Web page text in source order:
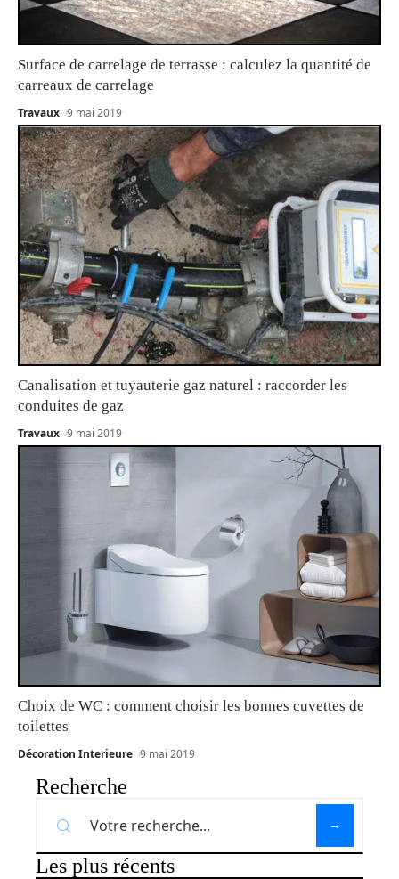
Surface de carrelage de terrasse : calculez la quantité de
carreaux de carrelage
Travaux 9 mai 2019
Canalisation et tuyauterie gaz naturel : raccorder les
conduites de gaz
Travaux 9 mai 2019
Choix de WC : comment choisir les bonnes cuvettes de
toilettes
Décoration Interieure 9 mai 2019
Recherche
Les plus récents